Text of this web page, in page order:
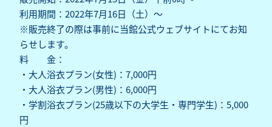
利用期間：2022年7月16日（土）～
※販売終了の際は事前に当館公式ウェブサイトにてお知
らせします。
料 金：
・大人浴衣プラン(女性)：7,000円
・大人浴衣プラン(男性)：6,000円
・学割浴衣プラン(25歳以下の大学生・専門学生)：5,000
円